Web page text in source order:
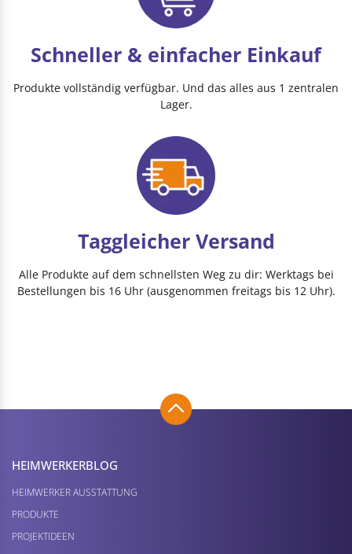
Schneller & einfacher Einkauf
Produkte vollständig verfügbar. Und das alles aus 1 zentralen
Lager.
Taggleicher Versand
Alle Produkte auf dem schnellsten Weg zu dir: Werktags bei
Bestellungen bis 16 Uhr (ausgenommen freitags bis 12 Uhr).
HEIMWERKER­BLOG
HEIMWERKER AUSSTATTUNG
PRODUKTE
PROJEKTIDEEN